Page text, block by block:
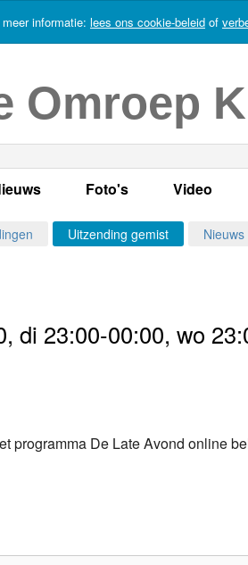
informatie: lees ons cookie-beleid of
Omroep
Dinsdag
Lokaal Nieuws
Columns
Foto's
Algemeen
Smoelenboek
Video
LOK TV
Uitzending gemist Nieuws
di 23:00-00:00, wo
programma De Late Avond online